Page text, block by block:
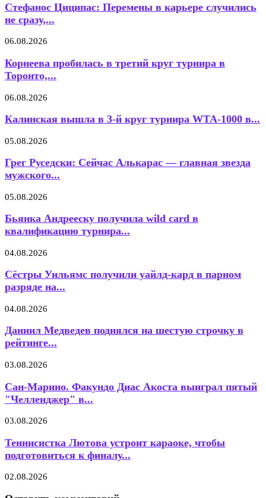
Стефанос Циципас: Перемены в карьере случились
не сразу,...
06.08.2026
Корнеева пробилась в третий круг турнира в
Торонто,...
06.08.2026
Калинская вышла в 3-й круг турнира WTA-1000 в...
05.08.2026
Грег Руседски: Сейчас Алькарас — главная звезда
мужского...
05.08.2026
Бьянка Андрееску получила wild card в
квалификацию турнира...
04.08.2026
Сёстры Уильямс получили уайлд-кард в парном
разряде на...
04.08.2026
Даниил Медведев поднялся на шестую строчку в
рейтинге...
03.08.2026
Сан-Марино. Факундо Диас Акоста выиграл пятый
"Челленджер" в...
03.08.2026
Теннисистка Лютова устроит караоке, чтобы
подготовиться к финалу...
02.08.2026